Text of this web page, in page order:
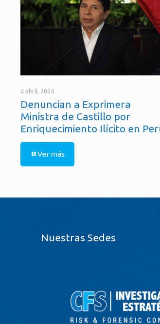
4 abril, 2024
Denuncian a Exprimera
Ministra de Castillo por
Enriquecimiento Ilícito en
Ver más
Nuestras Sedes